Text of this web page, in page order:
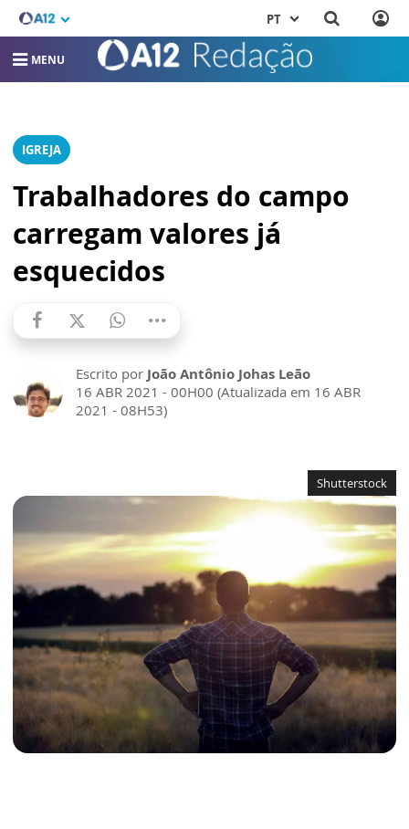
PT
MENU
IGREJA
Trabalhadores do campo
carregam valores já
esquecidos
Escrito por João Antônio Johas Leão
16 ABR 2021 - 00H00 (Atualizada em 16 ABR
2021 - 08H53)
Shutterstock